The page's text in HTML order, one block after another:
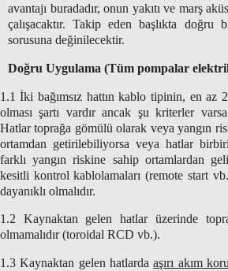
avantajı buradadır, onun yakıtı ve marş
çalışacaktır. Takip eden başlıkta doğru
sorusuna değinilecektir.
Doğru Uygulama (Tüm pompalar
1.1 İki bağımsız hattın kablo tipinin, en az 2
olması şartı vardır ancak şu kriterler
Hatlar toprağa gömülü olarak veya yangın
ortamdan getirilebiliyorsa veya hatlar
farklı yangın riskine sahip ortamlardan
kesitli kontrol kablolamaları (remote start
dayanıklı olmalıdır.
1.2 Kaynaktan gelen hatlar üzerinde
olmamalıdır (toroidal RCD vb.).
1.3 Kaynaktan gelen hatlardaaşırı akım